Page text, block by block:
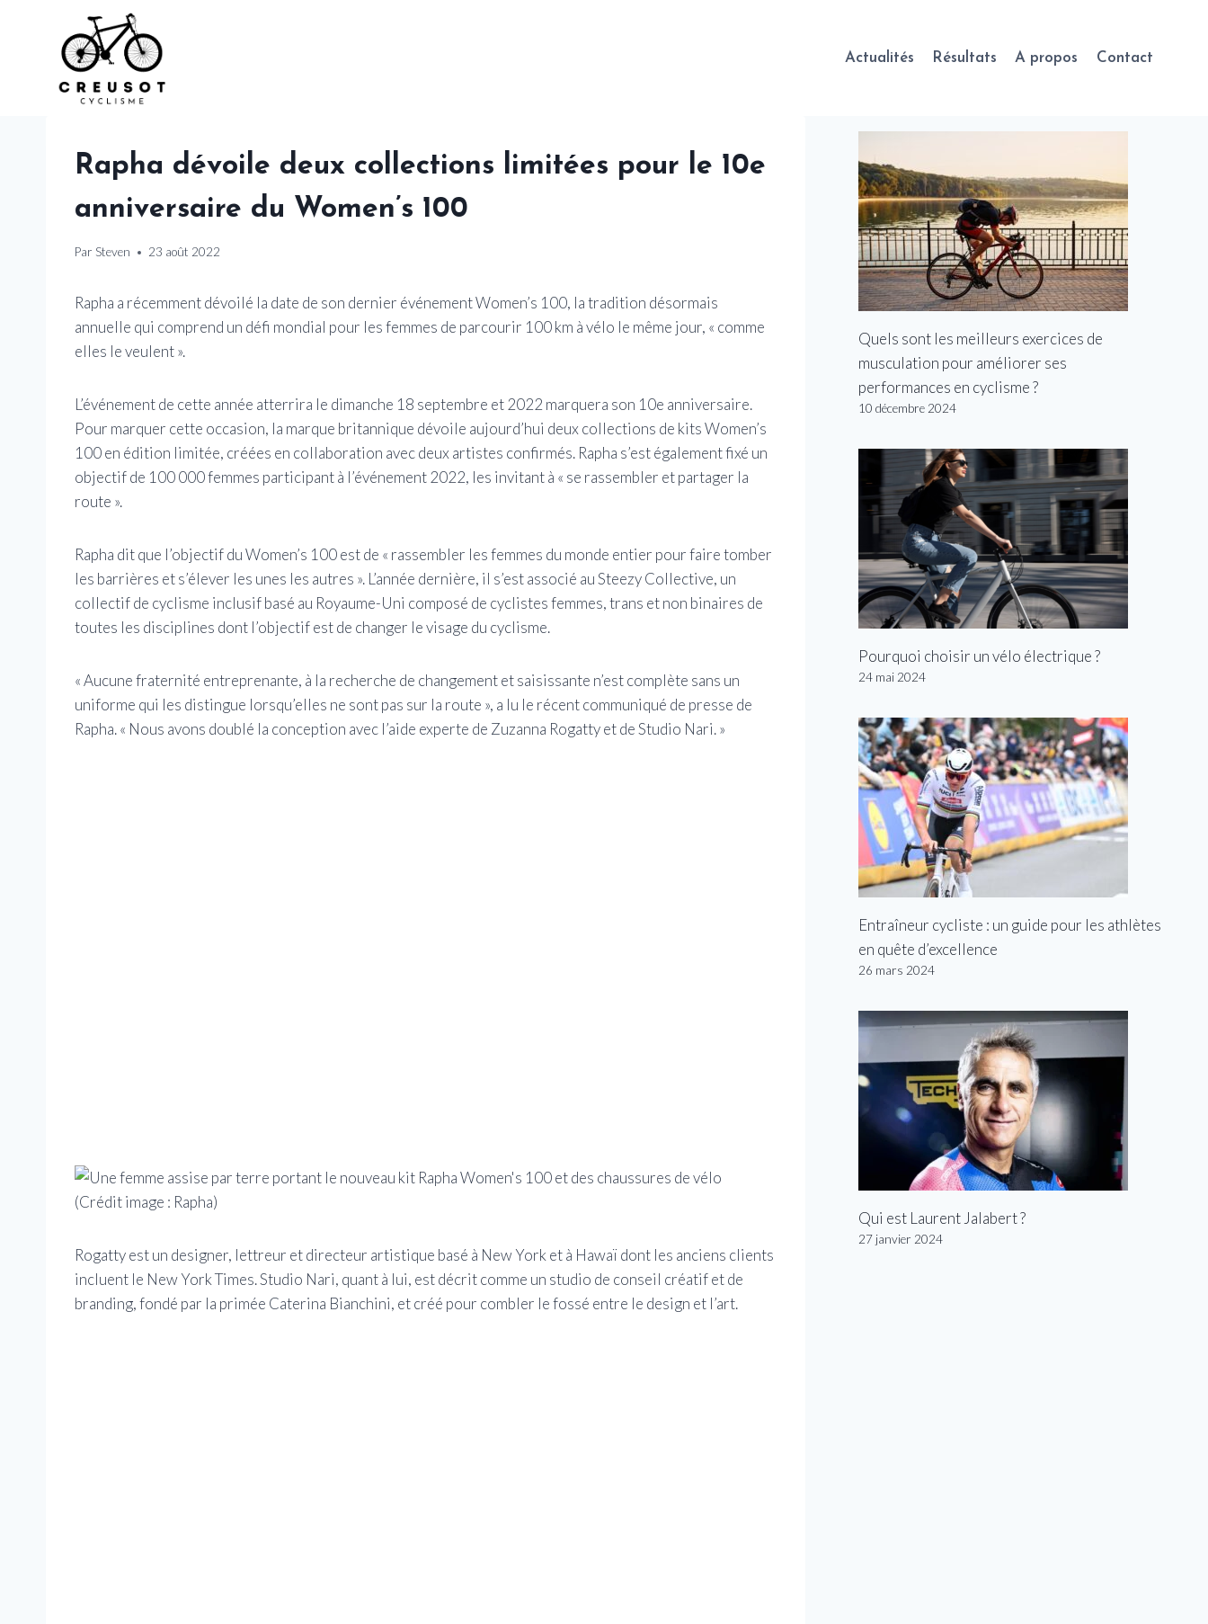
Actualités Résultats A propos Contact
Rapha dévoile deux collections limitées pour le 10e
anniversaire du Women’s 100
Par Steven 23 août 2022
Rapha a récemment dévoilé la date de son dernier événement Women’s 100, la tradition désormais
annuelle qui comprend un défi mondial pour les femmes de parcourir 100 km à vélo le même jour, « comme
elles le veulent ».
L’événement de cette année atterrira le dimanche 18 septembre et 2022 marquera son 10e anniversaire.
Pour marquer cette occasion, la marque britannique dévoile aujourd’hui deux collections de kits Women’s
100 en édition limitée, créées en collaboration avec deux artistes confirmés. Rapha s’est également fixé un
objectif de 100 000 femmes participant à l’événement 2022, les invitant à « se rassembler et partager la
route ».
Rapha dit que l’objectif du Women’s 100 est de « rassembler les femmes du monde entier pour faire tomber
les barrières et s’élever les unes les autres ». L’année dernière, il s’est associé au Steezy Collective, un
collectif de cyclisme inclusif basé au Royaume-Uni composé de cyclistes femmes, trans et non binaires de
toutes les disciplines dont l’objectif est de changer le visage du cyclisme.
« Aucune fraternité entreprenante, à la recherche de changement et saisissante n’est complète sans un
uniforme qui les distingue lorsqu’elles ne sont pas sur la route », a lu le récent communiqué de presse de
Rapha. « Nous avons doublé la conception avec l’aide experte de Zuzanna Rogatty et de Studio Nari. »
(Crédit image : Rapha)
Rogatty est un designer, lettreur et directeur artistique basé à New York et à Hawaï dont les anciens clients
incluent le New York Times. Studio Nari, quant à lui, est décrit comme un studio de conseil créatif et de
branding, fondé par la primée Caterina Bianchini, et créé pour combler le fossé entre le design et l’art.
Quels sont les meilleurs exercices de
musculation pour améliorer ses
performances en cyclisme ?
10 décembre 2024
Pourquoi choisir un vélo électrique ?
24 mai 2024
Entraîneur cycliste : un guide pour les athlètes
en quête d’excellence
26 mars 2024
Qui est Laurent Jalabert ?
27 janvier 2024